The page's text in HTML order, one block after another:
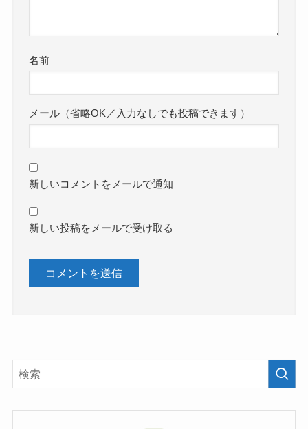
名前
メール（省略OK／入力なしでも投稿できます）
新しいコメントをメールで通知
新しい投稿をメールで受け取る